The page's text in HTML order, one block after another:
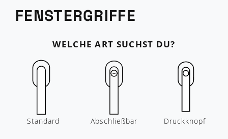
FENSTERGRIFFE
WELCHE ART SUCHST DU?
Standard Abschließbar Druckknopf